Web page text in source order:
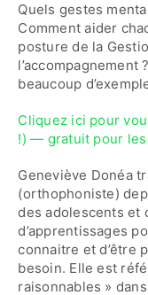
Quels gestes
Comment aider
posture de la
l’accompagnement
beaucoup
Cliquez ici pour
!) — gratuit pour
Geneviève Donéa
(orthophoniste)
des adolescents et
d’apprentissages
connaitre et d’être
besoin. Elle est
raisonnables »